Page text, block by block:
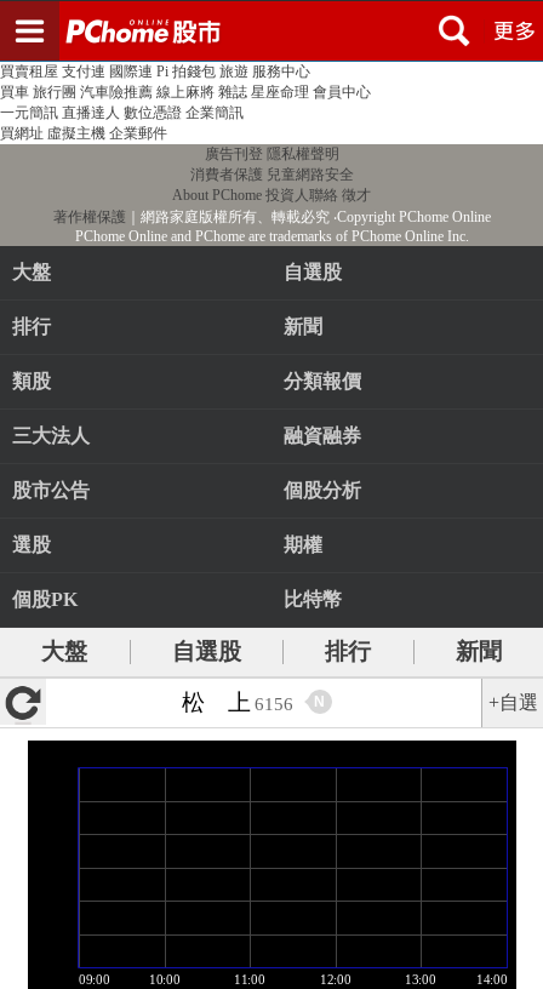
PChome首頁 線上購物 24h購物 書店
買賣租屋 支付連 國際連 Pi 拍錢包 旅遊 服務中心
買車 旅行團 汽車險推薦 線上麻將 雜誌 星座命理 會員中心
一元簡訊 直播達人 數位憑證 企業簡訊
買網址 虛擬主機 企業郵件
廣告刊登 隱私權聲明
消費者保護 兒童網路安全
About PChome 投資人聯絡 徵才
著作權保護 ｜網路家庭版權所有、轉載必究‧Copyright PChome Online
PChome Online and PChome are trademarks of PChome Online Inc.
大盤 自選股
排行 新聞
類股 分類報價
三大法人 融資融券
股市公告 個股分析
選股 期權
個股PK 比特幣
大盤 自選股 排行
新聞
松 上 6156 N +自選